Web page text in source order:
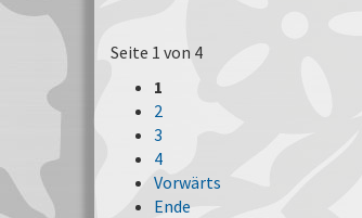
Seite 1 von 4
1
2
3
4
Vorwärts
Ende